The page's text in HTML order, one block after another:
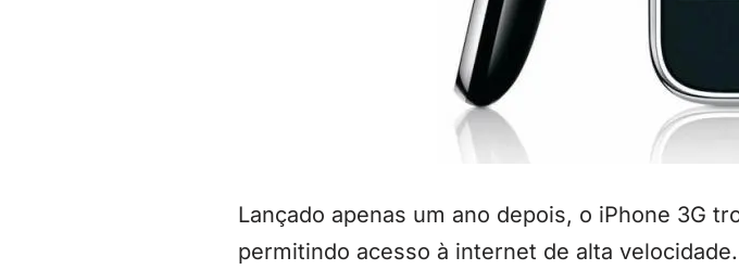
Lançado apenas um ano depois, o iPhone 3G
permitindo acesso à internet de alta